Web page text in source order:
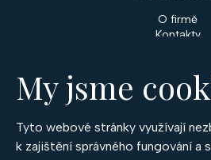
My jsme
Tyto webové stránky využívají
k zajištění správného fungování a
O firmě
Kontakty
Služby
Zakázková výroba
Nakupování